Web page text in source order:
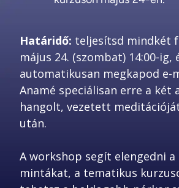
Határidő: teljesítsd mindkét
május 24. (szombat) 14:00-ig,
automatikusan megkapod e-
Anamé speciálisan erre a két
hangolt, vezetett
A workshop segít elengedni
mintákat, a tematikus